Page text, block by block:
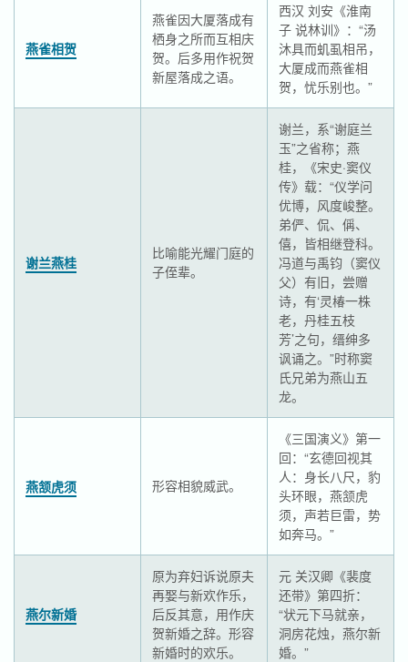
燕雀相贺
燕雀因大厦落成有
栖身之所而互相庆
贺。后多用作祝贺
新屋落成之语。
西汉 刘安《淮南
子 说林训》：“汤
沐具而虮虱相吊，
大厦成而燕雀相
贺，忧乐别也。”
谢兰燕桂
比喻能光耀门庭的
子侄辈。
谢兰，系“谢庭兰
玉”之省称；燕
桂，《宋史·窦仪
传》载：“仪学问
优博，风度峻整。
弟俨、侃、偁、
僖，皆相继登科。
冯道与禹钧（窦仪
父）有旧，尝赠
诗，有‘灵椿一株
老，丹桂五枝
芳’之句，缙绅多
讽诵之。”时称窦
氏兄弟为燕山五
龙。
燕颔虎须 形容相貌威武。
《三国演义》第一
回：“玄德回视其
人：身长八尺，豹
头环眼，燕颔虎
须，声若巨雷，势
如奔马。”
燕尔新婚
原为弃妇诉说原夫
再娶与新欢作乐，
后反其意，用作庆
贺新婚之辞。形容
新婚时的欢乐。
元 关汉卿《裴度
还带》第四折：
“状元下马就亲，
洞房花烛，燕尔新
婚。”